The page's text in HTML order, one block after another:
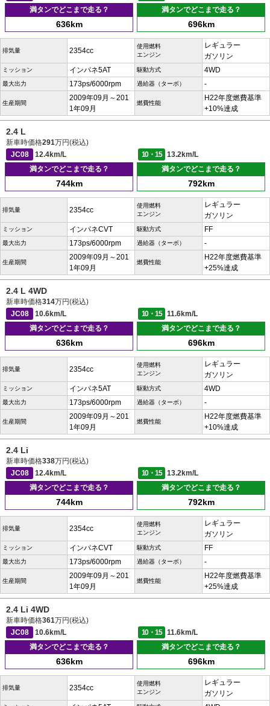
満タンでどこまで走る？
636km
満タンでどこまで走る？
696km
排気量 2354cc
使用燃料
エンジン
レギュラー
ガソリン
ミッション インパネ5AT 駆動方式 4WD
最大出力 173ps/6000rpm 過給器（ターボ） -
生産期間
2009年09月～201
1年09月
燃費性能
H22年度燃費基準
+10%達成
2.4 L
新車時価格291万円(税込)
JC08
12.4km/L 10・15
13.2km/L
満タンでどこまで走る？
744km
満タンでどこまで走る？
792km
排気量 2354cc
使用燃料
エンジン
レギュラー
ガソリン
ミッション インパネCVT 駆動方式 FF
最大出力 173ps/6000rpm 過給器（ターボ） -
生産期間
2009年09月～201
1年09月
燃費性能
H22年度燃費基準
+25%達成
2.4 L 4WD
新車時価格314万円(税込)
JC08
10.6km/L 10・15
11.6km/L
満タンでどこまで走る？
636km
満タンでどこまで走る？
696km
排気量 2354cc
使用燃料
エンジン
レギュラー
ガソリン
ミッション インパネ5AT 駆動方式 4WD
最大出力 173ps/6000rpm 過給器（ターボ） -
生産期間
2009年09月～201
1年09月
燃費性能
H22年度燃費基準
+10%達成
2.4 Li
新車時価格338万円(税込)
JC08
12.4km/L 10・15
13.2km/L
満タンでどこまで走る？
744km
満タンでどこまで走る？
792km
排気量 2354cc
使用燃料
エンジン
レギュラー
ガソリン
ミッション インパネCVT 駆動方式 FF
最大出力 173ps/6000rpm 過給器（ターボ） -
生産期間
2009年09月～201
1年09月
燃費性能
H22年度燃費基準
+25%達成
2.4 Li 4WD
新車時価格361万円(税込)
JC08
10.6km/L 10・15
11.6km/L
満タンでどこまで走る？
636km
満タンでどこまで走る？
696km
排気量 2354cc
使用燃料
エンジン
レギュラー
ガソリン